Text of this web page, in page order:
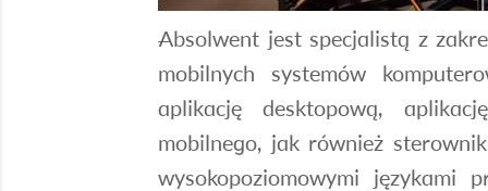
Absolwent jest specjalistą z
mobilnych systemów
aplikację desktopową,
mobilnego, jak również
wysokopoziomowymi językami